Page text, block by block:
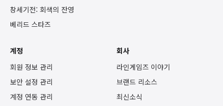
창세기전: 회색의 잔영
베리드 스타즈
계정
회원 정보 관리
보안 설정 관리
계정 연동 관리
회사
라인게임즈 이야기
브랜드 리소스
최신소식